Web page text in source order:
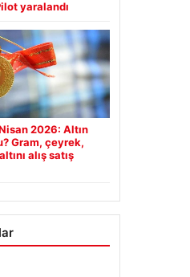
yaralandı
2026: Altın
Gram, çeyrek,
alış satış